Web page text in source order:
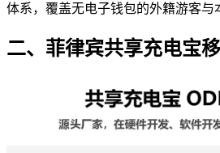
体系，覆盖无电子钱包的外籍游客与
二、菲律宾共享充电宝